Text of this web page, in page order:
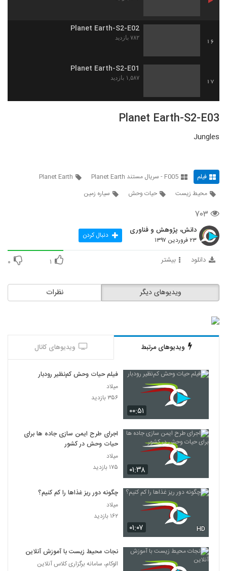
16
Planet Earth-S2-E02
۷۸۲ بازدید
17
Planet Earth-S2-E01
۱,۵۸۷ بازدید
Planet Earth-S2-E03
Jungles
فیلم F005 - سریال مستند Planet Earth
Planet Earth
محیط زیست
حیات وحش سیاره زمین
۷۰۳
دانش، پژوهش و فناوری
۲۳ فروردین ۱۳۹۷ دنبال کردن
دانلود بیشتر ۱ ۰
نظرات ویدیوهای دیگر
ویدیوهای مرتبط ویدیوهای کانال
۰۰:۵۱
فیلم حیات وحش کم‌نظیر رودبار
میلاد
۳۵۶ بازدید
۰۱:۳۸
اجرای طرح ایمن سازی جاده ها برای
حیات وحش در کشور
میلاد
۱۷۵ بازدید
۰۱:۰۷ HD
چگونه دور ریز غذاها را کم کنیم؟
میلاد
۱۶۲ بازدید
نجات محیط زیست با آموزش آنلاین
الوکام، سامانه برگزاری کلاس آنلاین